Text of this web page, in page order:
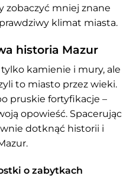
zobaczyć mniej znane
klimat miasta.
historia Mazur
kamienie i mury, ale
to miasto przez wieki.
pruskie fortyfikacje –
opowieść. Spacerując
dotknąć historii i
o zabytkach